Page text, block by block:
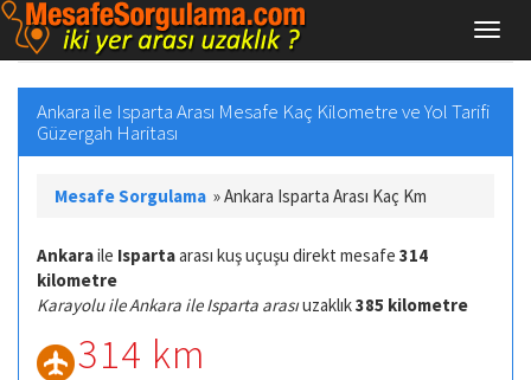
Ankara ile Isparta Arası Mesafe Kaç Kilometre ve Yol Tarifi
Güzergah Haritası
Mesafe Sorgulama »Ankara Isparta Arası Kaç Km
Ankaraile Ispartaarası kuş uçuşu direkt mesafe 314
kilometre
Karayolu ile Ankara ile Isparta arasıuzaklık385 kilometre
314 km